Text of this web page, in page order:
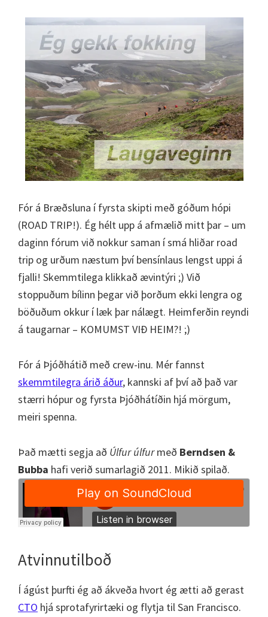
Fór á Bræðsluna í fyrsta skipti með góðum hópi
(ROAD TRIP!). Ég hélt upp á afmælið mitt þar – um
daginn fórum við nokkur saman í smá hliðar road
trip og urðum næstum því bensínlaus lengst uppi á
fjalli! Skemmtilega klikkað ævintýri ;) Við
stoppuðum bílinn þegar við þorðum ekki lengra og
böðuðum okkur í læk þar nálægt. Heimferðin reyndi
á taugarnar – KOMUMST VIÐ HEIM?! ;)
Fór á Þjóðhátið með crew-inu. Mér fannst
skemmtilegra árið áður, kannski af því að það var
stærri hópur og fyrsta Þjóðhátíðin hjá mörgum,
meiri spenna.
Það mætti segja að Úlfur úlfurmeð Berndsen &
Bubba hafi verið sumarlagið 2011. Mikið spilað.
Atvinnutilboð
Í ágúst þurfti ég að ákveða hvort ég ætti að gerast
CTO hjá sprotafyrirtæki og flytja til San Francisco.